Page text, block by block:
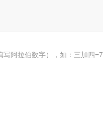
写阿拉伯数字），如：三加四=7